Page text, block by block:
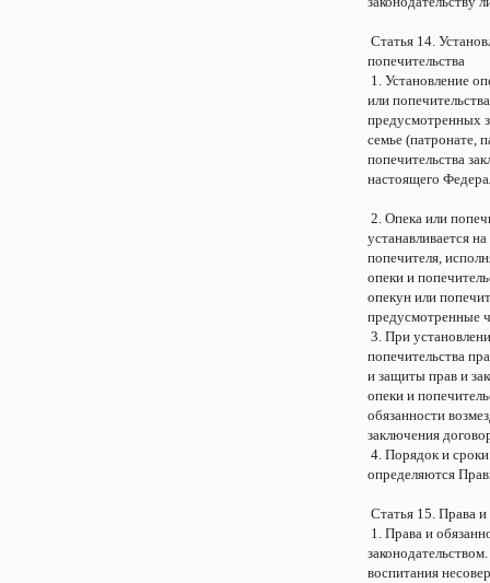
Статья 14.
попечительства
1. Установление
или
предусмотренных
семье (патронате,
попечительства
настоящего
2. Опека или
устанавливается
попечителя,
опеки и
опекун или
предусмотренные
3. При
попечительства
и защиты прав и
опеки и
обязанности
заключения
4. Порядок и
определяются
Статья 15. Права
1. Права и
воспитания